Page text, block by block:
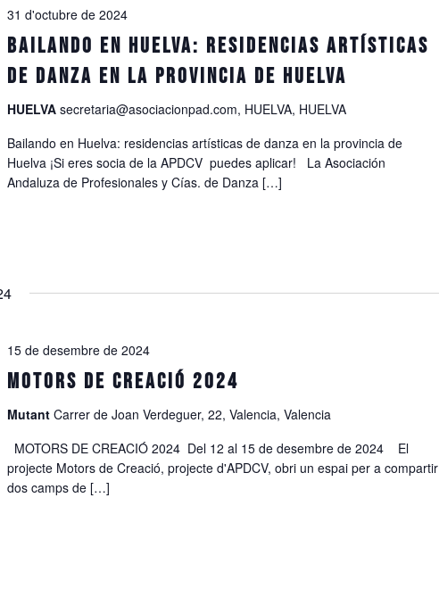
31 d'octubre de 2024
Bailando en Huelva: residencias artísticas
de danza en la provincia de Huelva
HUELVAsecretaria@asociacionpad.com, HUELVA, HUELVA
Bailando en Huelva: residencias artísticas de danza en la provincia de
Huelva ¡Si eres socia de la APDCV puedes aplicar! La Asociación
Andaluza de Profesionales y Cías. de Danza […]
15 de desembre de 2024
MOTORS DE CREACIÓ 2024
MutantCarrer de Joan Verdeguer, 22, Valencia, Valencia
MOTORS DE CREACIÓ 2024 Del 12 al 15 de desembre de 2024 El
projecte Motors de Creació, projecte d'APDCV, obri un espai per a compartir
dos camps de […]